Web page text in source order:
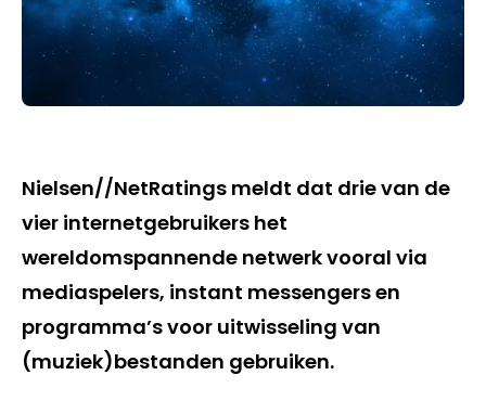
Nielsen//NetRatings meldt dat drie van de
vier internetgebruikers het
wereldomspannende netwerk vooral via
mediaspelers, instant messengers en
programma’s voor uitwisseling van
(muziek)bestanden gebruiken.